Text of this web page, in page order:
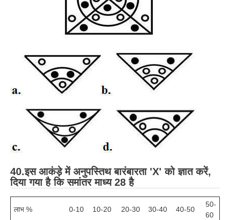
40.इस आकंड़े में अनुपस्तिथ बारंबारता 'X' को ज्ञात करें,
दिया गया है कि समांतर माध्य 28 है
लाभ % 0-10 10-20 20-30 30-40 40-50
50-
60